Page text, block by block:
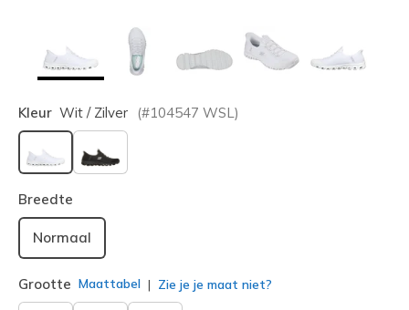
Kleur Wit / Zilver (#104547 WSL )
geselecteerd
Breedte
Normaal
Grootte Maattabel Zie je je maat niet?